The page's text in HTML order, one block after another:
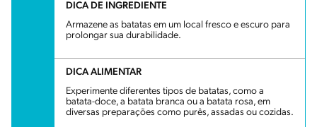
DICA DE INGREDIENTE
Armazene as batatas em um local fresco e escuro para
prolongar sua durabilidade.
DICA ALIMENTAR
Experimente diferentes tipos de batatas, como a
batata-doce, a batata branca ou a batata rosa, em
diversas preparações como purês, assadas ou cozidas.